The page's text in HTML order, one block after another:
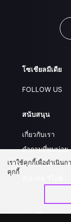
โซเชียลมีเดีย
FOLLOW US
สนับสนุน
เกี่ยวกับเรา
คำถามที่พบบ่อย
ติดต่อเรา
ดาวน์โหลดแอป
เราใช้คุกกี้เพื่อดำเนิน
คุกกี้